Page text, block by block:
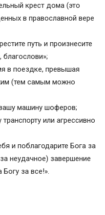
крест дома (это
в православной вере
путь и произнесите
благослови»;
в поездке, превышая
(тем самым можно
машину шоферов;
или агрессивно
и поблагодарите Бога за
неудачное) завершение
за все!».